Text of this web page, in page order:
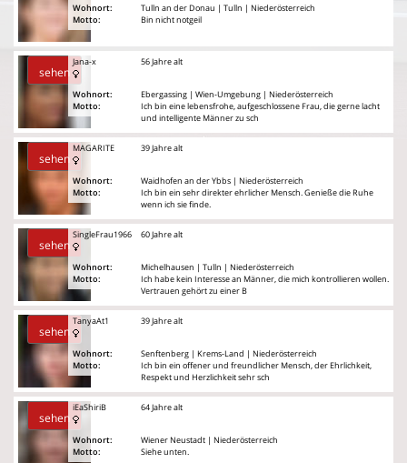
Wohnort:
Motto:
Tulln an der Donau | Tulln | Niederösterreich
Bin nicht notgeil
sehen
Jana-x
Wohnort:
Motto:
56 Jahre alt
Ebergassing | Wien-Umgebung | Niederösterreich
Ich bin eine lebensfrohe, aufgeschlossene Frau, die gerne lacht
und intelligente Männer zu sch
sehen
MAGARITE
Wohnort:
Motto:
39 Jahre alt
Waidhofen an der Ybbs | Niederösterreich
Ich bin ein sehr direkter ehrlicher Mensch. Genieße die Ruhe
wenn ich sie finde.
sehen
SingleFrau1966
Wohnort:
Motto:
60 Jahre alt
Michelhausen | Tulln | Niederösterreich
Ich habe kein Interesse an Männer, die mich kontrollieren wollen.
Vertrauen gehört zu einer B
sehen
TanyaAt1
Wohnort:
Motto:
39 Jahre alt
Senftenberg | Krems-Land | Niederösterreich
Ich bin ein offener und freundlicher Mensch, der Ehrlichkeit,
Respekt und Herzlichkeit sehr sch
sehen
iEaShiriB
Wohnort:
Motto:
64 Jahre alt
Wiener Neustadt | Niederösterreich
Siehe unten.